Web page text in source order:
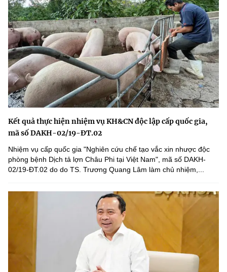
Kết quả thực hiện nhiệm vụ KH&CN độc lập cấp quốc gia,
mã số DAKH-02/19-ĐT.02
Nhiệm vụ cấp quốc gia "Nghiên cứu chế tạo vắc xin nhược độc
phòng bệnh Dịch tả lợn Châu Phi tại Việt Nam", mã số DAKH-
02/19-ĐT.02 do do TS. Trương Quang Lâm làm chủ nhiệm,...